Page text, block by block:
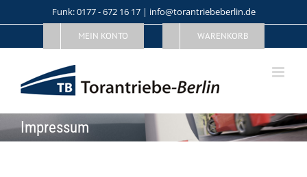
to
Funk: 0177 - 672 16 17 | info@torantriebeberlin.de
MEIN KONTO WARENKORB
Impressum